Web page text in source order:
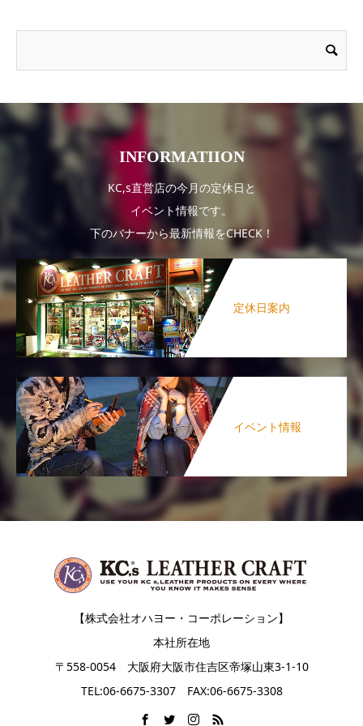
INFORMATIION
KC,s直営店の今月の定休日と
イベント情報です。
下のバナーから最新情報をCHECK！
定休日案内
イベント情報
【株式会社オハヨー・コーポレーション】
本社所在地
〒558-0054 大阪府大阪市住吉区帝塚山東3-1-10
TEL:06-6675-3307 FAX:06-6675-3308